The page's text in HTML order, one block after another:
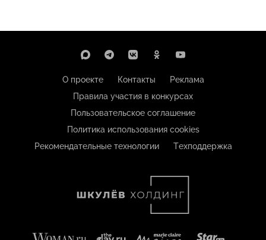
О проекте Контакты
Реклама
Правила участия в конкурсах
Пользовательское соглашение
Политика использования cookies
Рекомендательные технологии
Техподдержка